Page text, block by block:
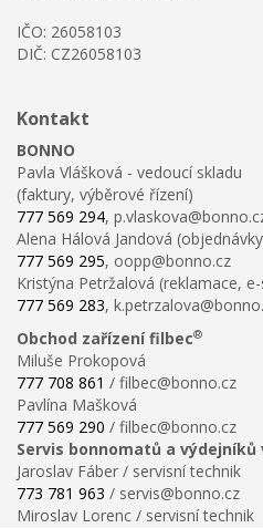
IČO: 26058103
DIČ: CZ26058103
Kontakt
BONNO
Pavla Vlášková - vedoucí skladu
(faktury, výběrové řízení)
777 569 294,
Alena Hálová Jandová
777 569 295, oopp@bonno.cz
Kristýna Petržalová (reklamace,
777 569 283,
Obchod zařízení filbec®
Miluše Prokopová
777 708 861 / filbec@bonno.cz
Pavlína Mašková
777 569 290 / filbec@bonno.cz
Servis bonnomatů a výdejníků
Jaroslav Fáber / servisní technik
773 781 963 / servis@bonno.cz
Miroslav Lorenc / servisní technik